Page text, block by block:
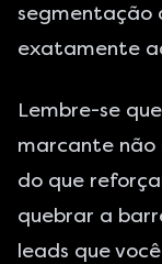
segmentação
exatamente
Lembre-se
marcante
do que
quebrar a
leads que